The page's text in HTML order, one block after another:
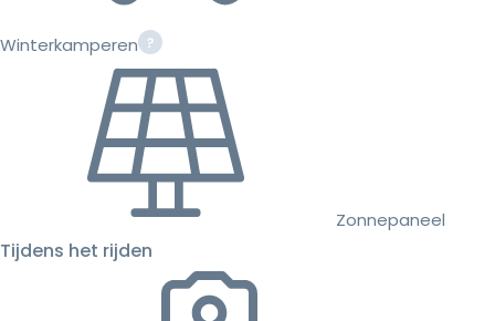
Winterkamperen
Zonnepaneel
Tijdens het rijden